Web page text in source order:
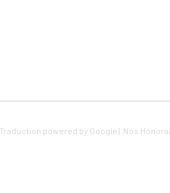
powered by Google | Nos